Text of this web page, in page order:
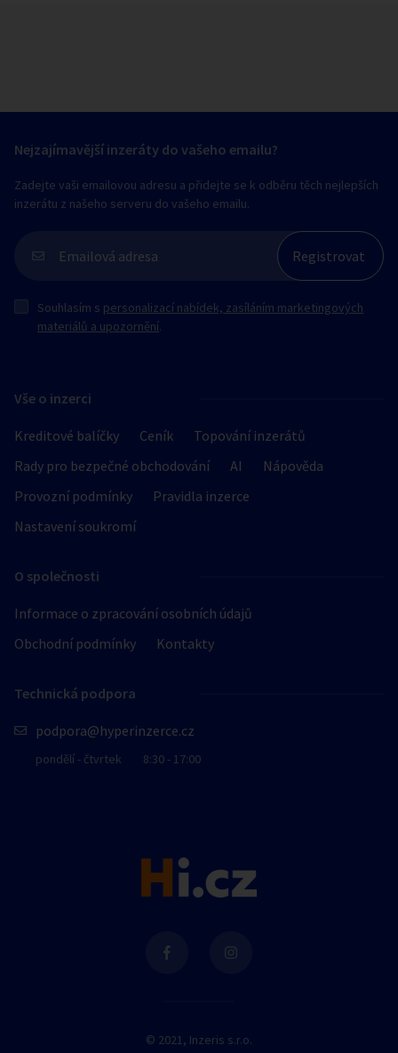
Vše o inzerci
Kreditové balíčky Ceník
Topování inzerátů
Rady pro bezpečné obchodování
AI
Nápověda
Provozní podmínky
Pravidla inzerce
Nastavení soukromí
O společnosti
Informace o zpracování osobních údajů
Obchodní podmínky
Kontakty
Technická podpora
podpora@hyperinzerce.cz
pondělí - čtvrtek 8:30 - 17:00
Nejzajímavější inzeráty do vašeho emailu?
Zadejte vaši emailovou adresu a přidejte se k odběru těch nejlepších
inzerátu z našeho serveru do vašeho emailu.
Souhlasím s personalizací nabídek, zasíláním marketingových
materiálů a upozornění.
© 2021, Inzeris s.r.o.